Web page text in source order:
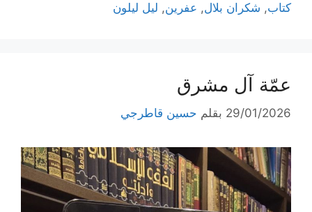
كتاب, شكران بلال, عفرين, ليل ليلون
عمّة آل مشرق
29/01/2026 بقلم حسين قاطرجي